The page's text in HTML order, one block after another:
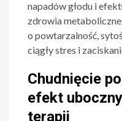
napadów głodu i
zdrowia
o powtarzalność,
ciągły stres i
Chudnięcie
efekt
terapii